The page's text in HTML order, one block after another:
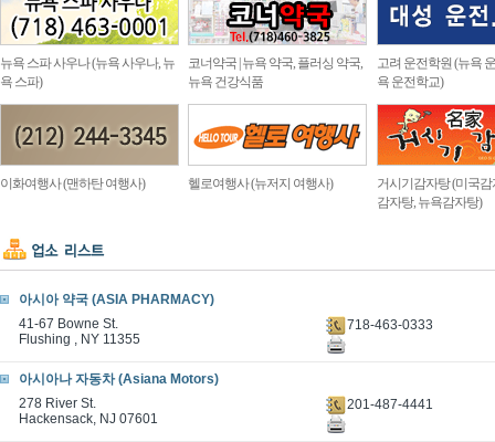
뉴욕 스파 사우나 (뉴욕 사우나, 뉴
욕 스파)
코너약국 | 뉴욕 약국, 플러싱 약국,
뉴욕 건강식품
고려 운전학원 (뉴욕
욕 운전학교)
이화여행사 (맨하탄 여행사) 헬로여행사 (뉴저지 여행사)
거시기감자탕 (미국감
감자탕, 뉴욕감자탕)
아시아 약국 (ASIA PHARMACY)
41-67 Bowne St.
Flushing , NY 11355
718-463-0333
아시아나 자동차 (Asiana Motors)
278 River St.
Hackensack, NJ 07601
201-487-4441